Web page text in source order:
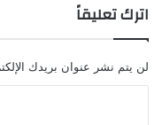
اترك تعليقاً
لن يتم نشر عنوان بريدك